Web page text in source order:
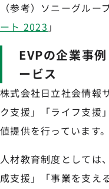
（参考）ソニーグルー
ート 2023 」
EVPの企業事
ービス
株式会社日立社会情報
ク支援」「ライフ支援
値提供を行っています。
人材教育制度としては
成支援」「事業を支え